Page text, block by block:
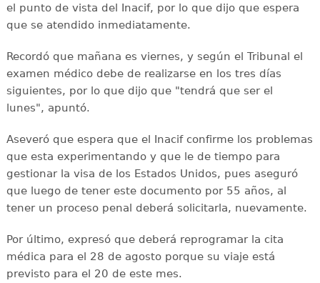
el punto de vista del Inacif, por lo que dijo que espera
que se atendido inmediatamente.
Recordó que mañana es viernes, y según el Tribunal el
examen médico debe de realizarse en los tres días
siguientes, por lo que dijo que "tendrá que ser el
lunes", apuntó.
Aseveró que espera que el Inacif confirme los problemas
que esta experimentando y que le de tiempo para
gestionar la visa de los Estados Unidos, pues aseguró
que luego de tener este documento por 55 años, al
tener un proceso penal deberá solicitarla, nuevamente.
Por último, expresó que deberá reprogramar la cita
médica para el 28 de agosto porque su viaje está
previsto para el 20 de este mes.